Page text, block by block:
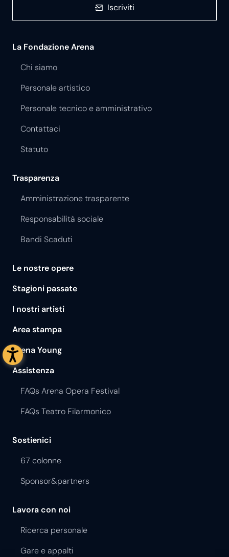
Iscriviti
La Fondazione Arena
Chi siamo
Personale artistico
Personale tecnico e amministrativo
Contattaci
Statuto
Trasparenza
Amministrazione trasparente
Responsabilità sociale
Bandi Scaduti
Le nostre opere
Stagioni passate
I nostri artisti
Area stampa
Arena Young
Assistenza
FAQs Arena Opera Festival
FAQs Teatro Filarmonico
Sostienici
67 colonne
Sponsor&partners
Lavora con noi
Ricerca personale
Gare e appalti